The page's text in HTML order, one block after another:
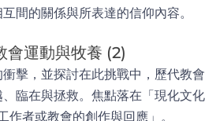
間的關係與所表達的信仰內容。
會運動與牧養 (2)
擊，並探討在此挑戰中，歷代教會
臨在與拯救。焦點落在「現化文化
作者或教會的創作與回應」。